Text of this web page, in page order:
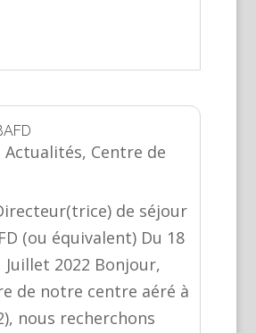
Actualités, Centre de
de séjour
(ou équivalent) Du 18
Juillet 2022 Bonjour,
de notre centre aéré à
nous recherchons